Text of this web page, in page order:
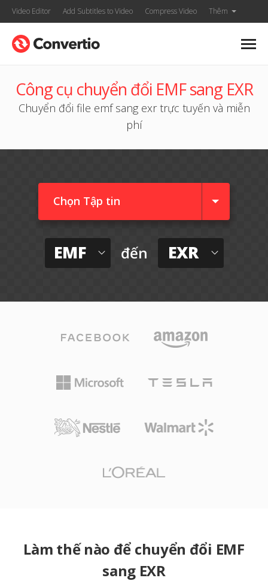
Video Editor Add Subtitles to Video Compress Video Thêm
Công cụ chuyển đổi EMF sang EXR
Chuyển đổi file emf sang exr trực tuyến và miễn
phí
Chọn Tập tin
EMF đến EXR
Làm thế nào để chuyển đổi EMF
sang EXR